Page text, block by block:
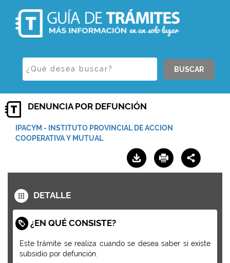
BUSCAR
DENUNCIA POR DEFUNCIÓN
IPACYM - INSTITUTO PROVINCIAL DE ACCION
COOPERATIVA Y MUTUAL
DETALLE
¿EN QUÉ CONSISTE?
Este trámite se realiza cuando se desea saber si existe
subsidio por defunción.